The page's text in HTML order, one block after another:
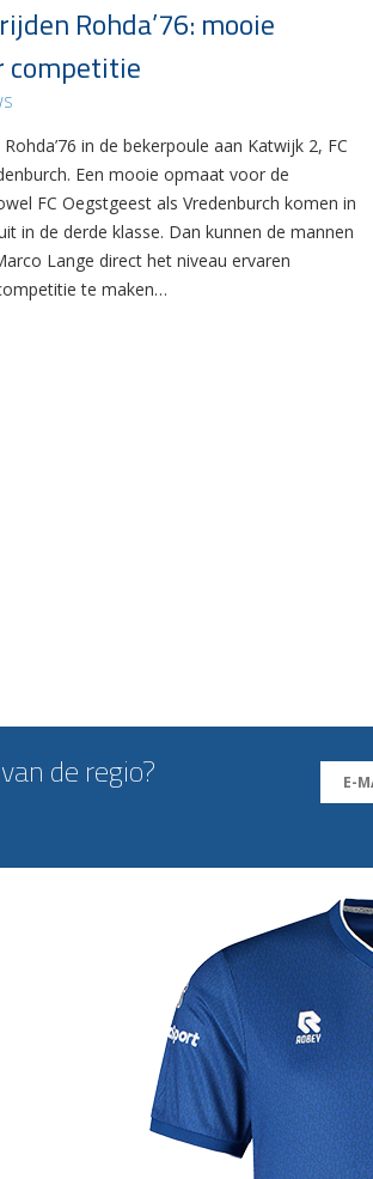
Rohda’76: mooie
competitie
in de bekerpoule aan Katwijk 2, FC
Een mooie opmaat voor de
FC Oegstgeest als Vredenburch komen in
in de derde klasse. Dan kunnen de mannen
Lange direct het niveau ervaren
te maken…
de regio?